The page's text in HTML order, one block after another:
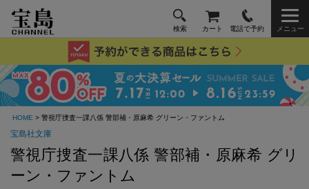
検索 カート 電話で予約 メニュー
HOME > 警視庁捜査一課八係 警部補・原麻希 グリーン・ファントム
宝島社文庫
警視庁捜査一課八係 警部補・原麻希 グリ
ーン・ファントム